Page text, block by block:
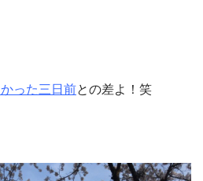
った三日前との差よ！笑